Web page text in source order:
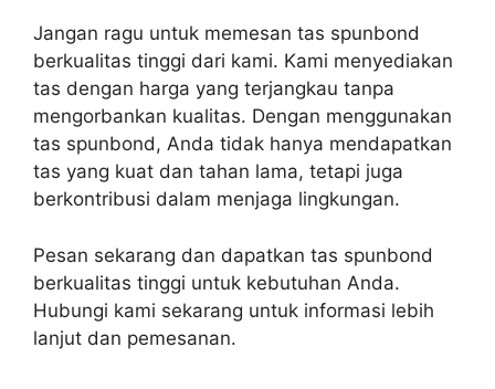
Jangan ragu untuk memesan tas spunbond
berkualitas tinggi dari kami. Kami menyediakan
tas dengan harga yang terjangkau tanpa
mengorbankan kualitas. Dengan menggunakan
tas spunbond, Anda tidak hanya mendapatkan
tas yang kuat dan tahan lama, tetapi juga
berkontribusi dalam menjaga lingkungan.
Pesan sekarang dan dapatkan tas spunbond
berkualitas tinggi untuk kebutuhan Anda.
Hubungi kami sekarang untuk informasi lebih
lanjut dan pemesanan.